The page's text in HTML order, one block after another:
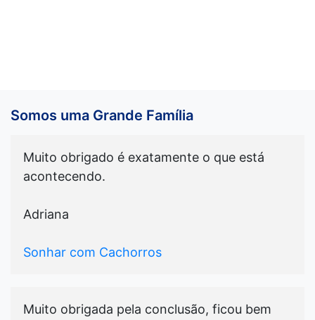
Somos uma Grande Família
Muito obrigado é exatamente o que está
acontecendo.
Adriana
Sonhar com Cachorros
Muito obrigada pela conclusão, ficou bem